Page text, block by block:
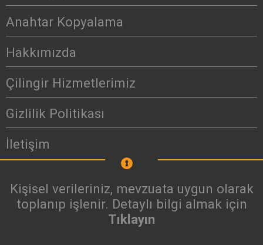
Anahtar Kopyalama
Hakkımızda
Çilingir Hizmetlerimiz
Gizlilik Politikası
İletişim
Kişisel verileriniz, mevzuata uygun olarak
toplanıp işlenir. Detaylı bilgi almak için
Tıklayın